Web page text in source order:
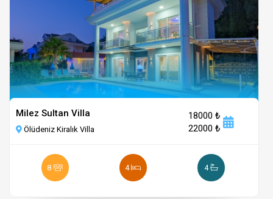
Milez Sultan Villa
Ölüdeniz Kiralık Villa
18000 ₺
22000 ₺
8 4 4